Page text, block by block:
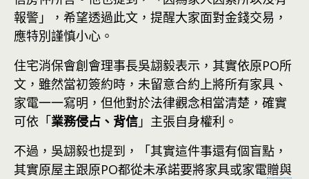
報警」，希望透過此文，提醒大家面對金錢交易，
應特別謹慎小心。
住宅消保會創會理事長吳翃毅表示，其實依原PO所
文，雖然當初簽約時，未留意合約上將所有家具、
家電一一寫明，但他對於法律觀念相當清楚，確實
可依「業務侵占、背信 」主張自身權利。
不過，吳翃毅也提到，「其實這件事還有個盲點，
其實原屋主跟原PO都從未承諾要將家具或家電贈與